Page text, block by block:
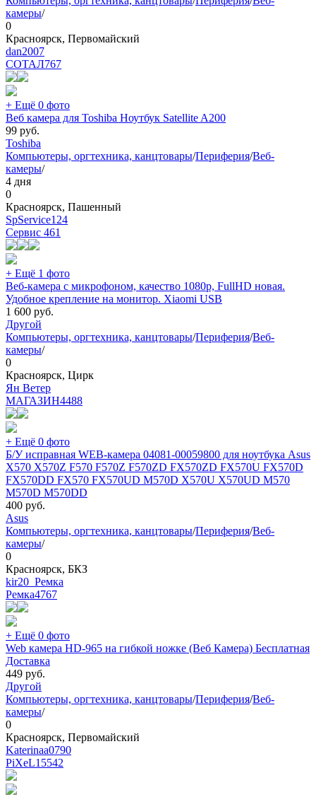
камеры/
0
Красноярск, Первомайский
dan2007
СОТАЛ767
+ Ещё 0 фото
Веб камера для Toshiba Ноутбук Satellite A200
99 руб.
Toshiba
Компьютеры, оргтехника, канцтовары/Периферия/Веб-
камеры/
4 дня
0
Красноярск, Пашенный
SpService124
Сервис 461
+ Ещё 1 фото
Веб-камера с микрофоном, качество 1080p, FullHD новая.
Удобное крепление на монитор. Xiaomi USB
1 600 руб.
Другой
Компьютеры, оргтехника, канцтовары/Периферия/Веб-
камеры/
0
Красноярск, Цирк
Ян Ветер
МАГАЗИН4488
+ Ещё 0 фото
Б/У исправная WEB-камера 04081-00059800 для ноутбука Asus
X570 X570Z F570 F570Z F570ZD FX570ZD FX570U FX570D
FX570DD FX570 FX570UD M570D X570U X570UD M570
M570D M570DD
400 руб.
Asus
Компьютеры, оргтехника, канцтовары/Периферия/Веб-
камеры/
0
Красноярск, БКЗ
kir20_Ремка
Ремка4767
+ Ещё 0 фото
Web камера HD-965 на гибкой ножке (Веб Камера) Бесплатная
Доставка
449 руб.
Другой
Компьютеры, оргтехника, канцтовары/Периферия/Веб-
камеры/
0
Красноярск, Первомайский
Katerinaa0790
PiXeL15542